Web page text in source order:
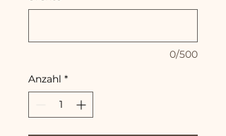
0/500
Anzahl *